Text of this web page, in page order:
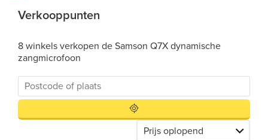
Verkooppunten
8 winkels verkopen de Samson Q7X dynamische
zangmicrofoon